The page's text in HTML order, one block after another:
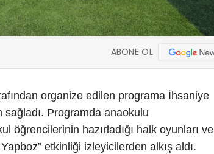
ABONE OL
organize edilen programa İhsaniye
sağladı. Programda anaokulu
öğrencilerinin hazırladığı halk oyunları ve
etkinliği izleyicilerden alkış aldı.